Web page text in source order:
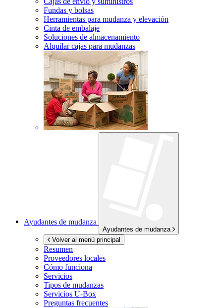
Fundas y bolsas
Herramientas para mudanza y elevación
Cinta de embalaje
Soluciones de almacenamiento
Alquilar cajas para mudanzas
Ayudantes de mudanza
Ayudantes de mudanza
Volver al menú principal
Resumen
Proveedores locales
Cómo funciona
Servicios
Tipos de mudanzas
Servicios U-Box
Preguntas frecuentes